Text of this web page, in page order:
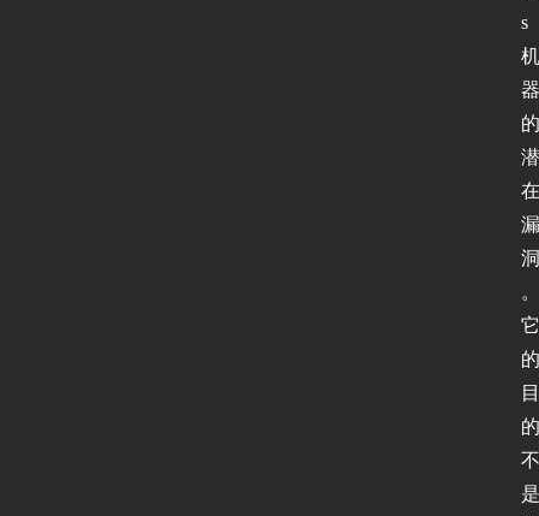
s
机
器
的
潜
在
漏
洞
。
它
的
目
的
不
是